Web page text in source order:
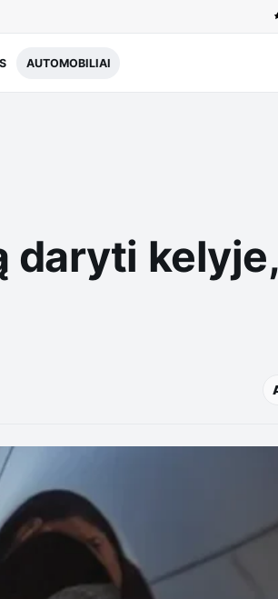
AUTOMOBILIAI
daryti